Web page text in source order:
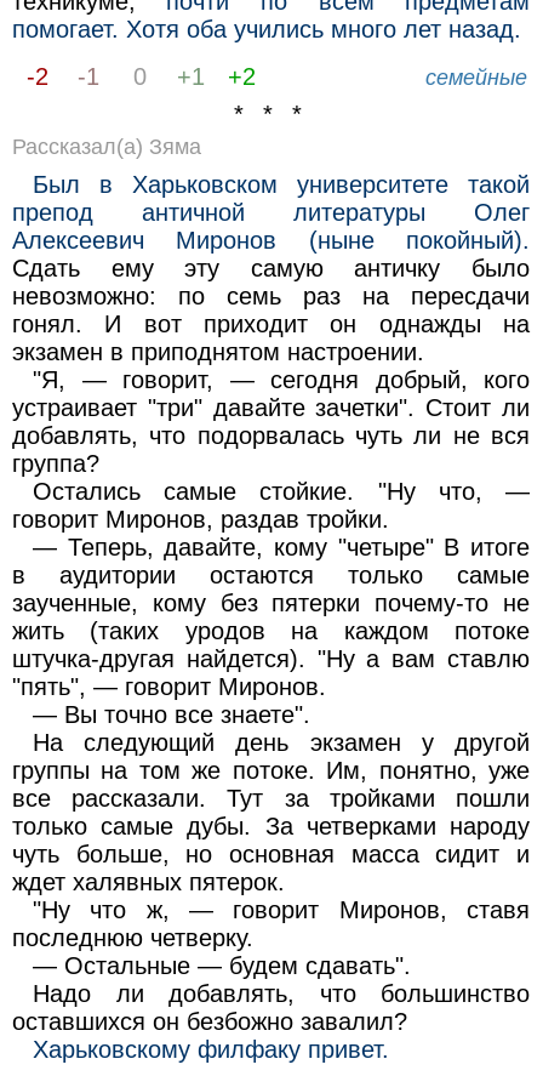
помогает. Хотя оба учились много лет назад.
-2
-1 0 +1 +2 семейные
* * *
Рассказал(а) Зяма
Был в Харьковском университете такой
препод античной литературы Олег
Алексеевич Миронов (ныне покойный).
Сдать ему эту самую античку было
невозможно: по семь раз на пересдачи
гонял. И вот приходит он однажды на
экзамен в приподнятом настроении.
"Я, — говорит, — сегодня добрый, кого
устраивает "три" давайте зачетки". Стоит ли
добавлять, что подорвалась чуть ли не вся
группа?
Остались самые стойкие. "Ну что, —
говорит Миронов, раздав тройки.
— Теперь, давайте, кому "четыре" В итоге
в аудитории остаются только самые
заученные, кому без пятерки почему-то не
жить (таких уродов на каждом потоке
штучка-другая найдется). "Ну а вам ставлю
"пять", — говорит Миронов.
— Вы точно все знаете".
На следующий день экзамен у другой
группы на том же потоке. Им, понятно, уже
все рассказали. Тут за тройками пошли
только самые дубы. За четверками народу
чуть больше, но основная масса сидит и
ждет халявных пятерок.
"Ну что ж, — говорит Миронов, ставя
последнюю четверку.
— Остальные — будем сдавать".
Надо ли добавлять, что большинство
оставшихся он безбожно завалил?
Харьковскому филфаку привет.